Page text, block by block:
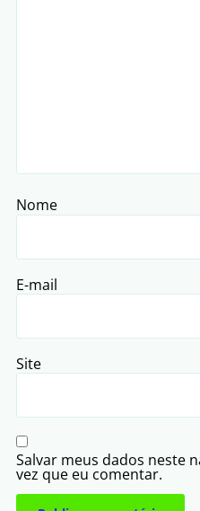
Nome
E-mail
Site
Salvar meus dados neste
vez que eu comentar.